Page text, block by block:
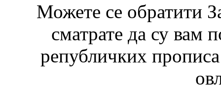
Можете се обратити
сматрате да су вам
републичких